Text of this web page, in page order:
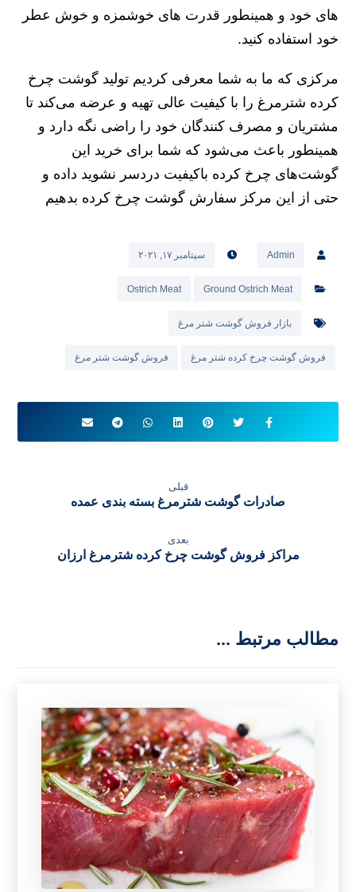
های خود و همینطور قدرت های خوشمزه و خوش عطر
خود استفاده کنید.
مرکزی که ما به شما معرفی کردیم تولید گوشت چرخ
کرده شترمرغ را با کیفیت عالی تهیه و عرضه می‌کند تا
مشتریان و مصرف کنندگان خود را راضی نگه دارد و
همینطور باعث می‌شود که شما برای خرید این
گوشت‌های چرخ کرده باکیفیت دردسر نشوید داده و
حتی از این مرکز سفارش گوشت چرخ کرده بدهیم
Admin سپتامبر ۱۷, ۲۰۲۱
Ground Ostrich Meat
Ostrich Meat
بازار فروش گوشت شتر مرغ
فروش گوشت چرخ کرده شتر مرغ فروش گوشت شتر مرغ
قبلی
صادرات گوشت شترمرغ بسته بندی عمده
بعدی
مراکز فروش گوشت چرخ کرده شترمرغ ارزان
مطالب مرتبط ...